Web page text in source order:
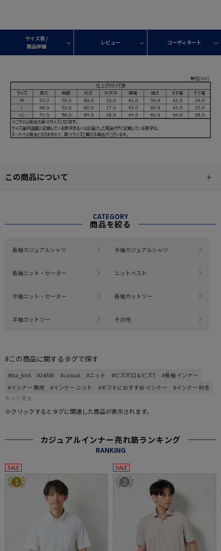
サイズ表 /
商品詳細
レビュー コーディネート
この商品について
CATEGORY
商品を絞る
長袖カジュアルシャツ 半袖カジュアルシャツ
長袖ニット・セーター ニットベスト
半袖ニット・セーター 長袖カットソー
半袖カットソー その他
#この商品に関するタグで探す
#biz_knit #24AW #casual #ニット #ビズポロ＆ビズT
#長袖 インナー
#インナー 無地
#インナー ニット #ギフトにおすすめ インナー
#インナー 秋冬
もっと見る
※クリックするとタグに関連した商品が表示されます。
カジュアルインナー売れ筋ランキング
RANKING
SALE
1
SALE
2